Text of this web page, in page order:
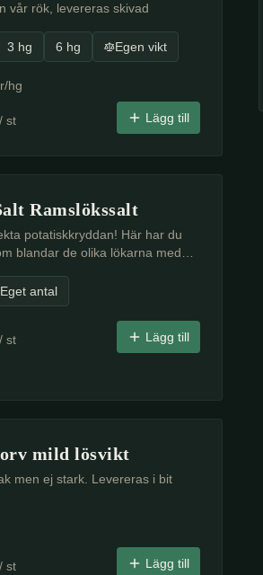
vår rök, levereras skivad
3 hg 6 hg Egen vikt
hg
/ st Lägg till
Ramslökssalt
potatiskkryddan! Här har du
blandar de olika lökarna med
där lilla extra. Det blir inte bättre!
Eget antal
/ st Lägg till
mild lösvikt
men ej stark. Levereras i bit
/ st Lägg till